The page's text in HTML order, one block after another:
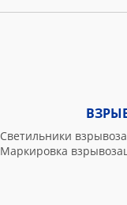
Светильники
Маркировка